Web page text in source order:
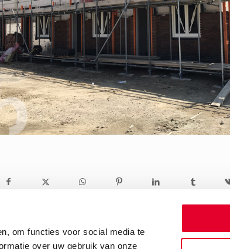
om functies voor social media te
over uw gebruik van onze